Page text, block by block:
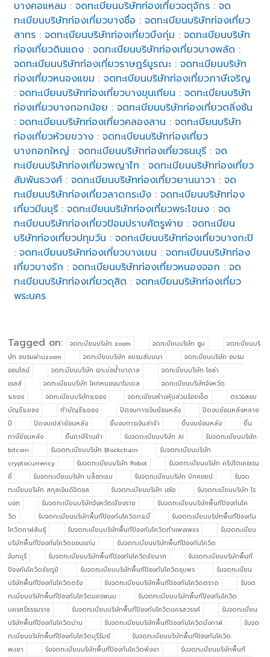
บางคอแหลม :จดทะเบียนบริษัทท่องเที่ยวจตุจักร :จด
ทะเบียนบริษัทท่องเที่ยวบางซื่อ :จดทะเบียนบริษัทท่องเที่ยว
สาทร :จดทะเบียนบริษัทท่องเที่ยวบึงกุ่ม :จดทะเบียนบริษัท
ท่องเที่ยวดินแดง :จดทะเบียนบริษัทท่องเที่ยวบางพลัด :
จดทะเบียนบริษัทท่องเที่ยวราษฎร์บูรณะ :จดทะเบียนบริษัท
ท่องเที่ยวหนองแขม :จดทะเบียนบริษัทท่องเที่ยวภาษีเจริญ
:จดทะเบียนบริษัทท่องเที่ยวบางขุนเทียน :จดทะเบียนบริษัท
ท่องเที่ยวบางกอกน้อย :จดทะเบียนบริษัทท่องเที่ยวตลิ่งชัน
:จดทะเบียนบริษัทท่องเที่ยวคลองสาน :จดทะเบียนบริษัท
ท่องเที่ยวห้วยขวาง :จดทะเบียนบริษัทท่องเที่ยว
บางกอกใหญ่ :จดทะเบียนบริษัทท่องเที่ยวธนบุรี :จด
ทะเบียนบริษัทท่องเที่ยวพญาไท :จดทะเบียนบริษัทท่องเที่ยว
สัมพันธวงศ์ :จดทะเบียนบริษัทท่องเที่ยวยานนาวา :จด
ทะเบียนบริษัทท่องเที่ยวลาดกระบัง :จดทะเบียนบริษัทท่อง
เที่ยวมีนบุรี :จดทะเบียนบริษัทท่องเที่ยวพระโขนง :จด
ทะเบียนบริษัทท่องเที่ยวป้อมปราบศัตรูพ่าย :จดทะเบียน
บริษัทท่องเที่ยวปทุมวัน :จดทะเบียนบริษัทท่องเที่ยวบางกะปิ
:จดทะเบียนบริษัทท่องเที่ยวบางเขน :จดทะเบียนบริษัทท่อง
เที่ยวบางรัก :จดทะเบียนบริษัทท่องเที่ยวหนองจอก :จด
ทะเบียนบริษัทท่องเที่ยวดุสิต :จดทะเบียนบริษัทท่องเที่ยว
พระนคร
Tagged on: จดทะบียนบริษัท zoom จดทะบียนบริษัท ซูม
จดทะบียนบริ
ษัท อบรมผ่านzoom
จดทะบียนบริษัท อบรมสัมมนา
จดทะบียนบริษัท อบรม
ออนไลน์
จดทะบียนบริษัท เจาะบ่อน้ำบาดาล
จดทะบียนบริษัท โซล่า
เซลล์
จดทะเบียนบริษัท โคกหนองนาโมเดล
จดทะเบียนบริษัทจังหวัด
ระยอง
จดทะเบียนบริษัทระยอง จดทะเบียนห้างหุ้นส่วนร้อยเอ็ด
ตรวจสอบ
บัญชีระยอง
ทำบัญชีระยอง ปิดงบการเงินย้อนหลัง
ปิดงบย้อนหลังหลาย
ปี
ปิดงบเปล่าย้อนหลัง ยื่นงบการเงินล่าช้า ยื่นงบย้อนหลัง
ยื่น
ภาษีย้อนหลัง
ยื่นภาษีร้านค้า รับจดทะเบียนบริษัท AI
รับจดทะเบียนบริษัท
bitcoin
รับจดทะเบียนบริษัท Blockchain
รับจดทะเบียนบริษัท
cryptocurrency
รับจดทะเบียนบริษัท Robot
รับจดทะเบียนบริษัท คริปโตเคอเรน
ซี่
รับจดทะเบียนบริษัท บล็อกเชน รับจดทะเบียนบริษัท บิทคอยน์
รับจด
ทะเบียนบริษัท สกุลเงินดิจิตอล
รับจดทะเบียนบริษัท เอไอ
รับจดทะเบียนบริษัท โร
บอท
รับจดทะเบียนบริษัทจังหวัดเชียงราย
รับจดทะเบียนบริษัทพื้นทีป้องกันโค
วิด
รับจดทะเบียนบริษัทพื้นทีป้องกันโควิดกระบี่
รับจดทะเบียนบริษัทพื้นทีป้องกัน
โควิดกาฬสินธุ์
รับจดทะเบียนบริษัทพื้นทีป้องกันโควิดกำแพงเพชร
รับจดทะเบียน
บริษัทพื้นทีป้องกันโควิดขอนแก่น
รับจดทะเบียนบริษัทพื้นทีป้องกันโควิด
จันทบุรี
รับจดทะเบียนบริษัทพื้นทีป้องกันโควิดชัยนาท
รับจดทะเบียนบริษัทพื้นที
ป้องกันโควิดชัยภูมิ
รับจดทะเบียนบริษัทพื้นทีป้องกันโควิดชุมพร
รับจดทะเบียน
บริษัทพื้นทีป้องกันโควิดตรัง
รับจดทะเบียนบริษัทพื้นทีป้องกันโควิดตราด
รับจด
ทะเบียนบริษัทพื้นทีป้องกันโควิดนครพนม
รับจดทะเบียนบริษัทพื้นทีป้องกันโควิด
นครศรีธรรมราช
รับจดทะเบียนบริษัทพื้นทีป้องกันโควิดนครสวรรค์
รับจดทะเบียน
บริษัทพื้นทีป้องกันโควิดน่าน
รับจดทะเบียนบริษัทพื้นทีป้องกันโควิดบึงกาฬ
รับจด
ทะเบียนบริษัทพื้นทีป้องกันโควิดบุรีรัมย์
รับจดทะเบียนบริษัทพื้นทีป้องกันโควิด
พะเยา
รับจดทะเบียนบริษัทพื้นทีป้องกันโควิดพังงา
รับจดทะเบียนบริษัทพื้นที